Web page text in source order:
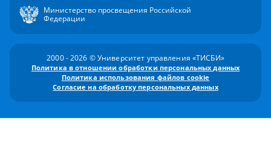
Министерство просвещения Российской
Федерации
2000 - 2026 © Университет управления «ТИСБИ»
Политика в отношении обработки персональных данных
Политика использования файлов cookie
Согласие на обработку персональных данных